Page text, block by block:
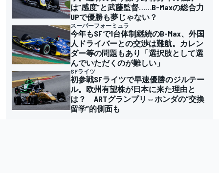
は“感度”と武藤監督……B-Maxの総合力
UPで優勝も夢じゃない？
スーパーフォーミュラ
今年もSFで1台体制継続のB-Max、外国
人ドライバーとの交渉は難航。カレン
ダー等の問題もあり「選択肢として選
んでいただくのが難しい」
SFライツ
初参戦SFライツで早速優勝のジルテー
ル。欧州有望株が日本に来た理由と
は？ ARTグランプリ⇔ホンダの“交換
留学”的側面も